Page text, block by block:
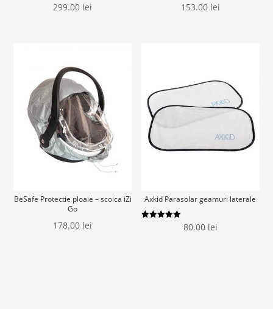
299.00 lei 153.00 lei
BeSafe Protectie ploaie – scoica iZi
Go
178.00 lei
Axkid Parasolar geamuri laterale
80.00 lei